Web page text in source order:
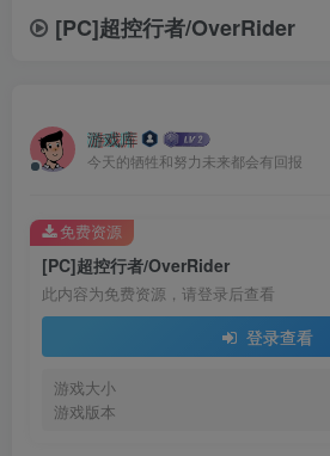
[PC]超控行者/OverRider
游戏库
今天的牺牲和努力未来都会有回报
[PC]超控行者/OverRider
此内容为免费资源，请登录后查看
登录查看
游戏大小
游戏版本
免费资源